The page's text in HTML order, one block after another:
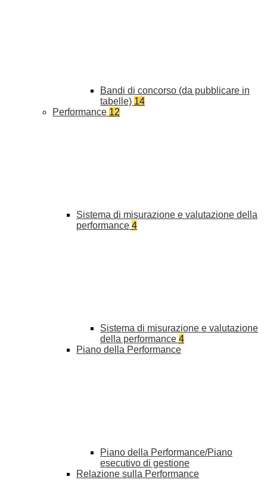
Bandi di concorso (da pubblicare in
tabelle) 14
Performance 12
Sistema di misurazione e valutazione della
performance 4
Sistema di misurazione e valutazione
della performance 4
Piano della Performance
Piano della Performance/Piano
esecutivo di gestione
Relazione sulla Performance